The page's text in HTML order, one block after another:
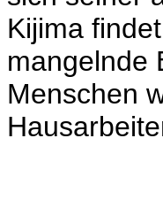
Kijima
mangelnde
Menschen